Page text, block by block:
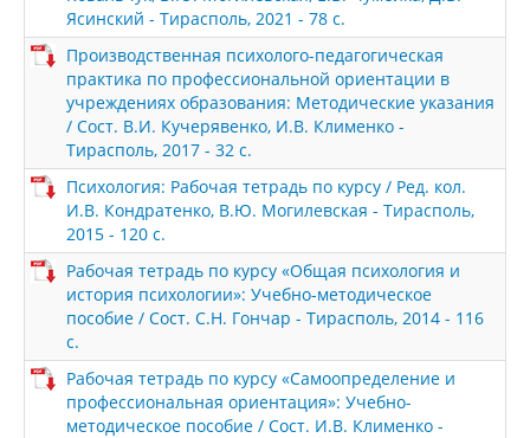
Ясинский - Тирасполь, 2021 - 78 с.
Производственная психолого-педагогическая
практика по профессиональной ориентации в
учреждениях образования: Методические указания
/ Сост. В.И. Кучерявенко, И.В. Клименко -
Тирасполь, 2017 - 32 с.
Психология: Рабочая тетрадь по курсу / Ред. кол.
И.В. Кондратенко, В.Ю. Могилевская - Тирасполь,
2015 - 120 с.
Рабочая тетрадь по курсу «Общая психология и
история психологии»: Учебно-методическое
пособие / Сост. С.Н. Гончар - Тирасполь, 2014 - 116
с.
Рабочая тетрадь по курсу «Самоопределение и
профессиональная ориентация»: Учебно-
методическое пособие / Сост. И.В. Клименко -